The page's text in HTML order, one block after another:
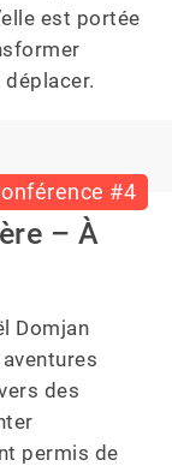
est portée
#4
– À
Domjan
des
permis de